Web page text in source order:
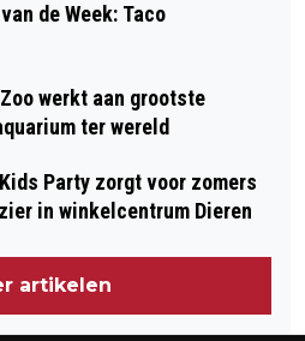
de Week: Taco
werkt aan grootste
ter wereld
Party zorgt voor zomers
in winkelcentrum Dieren
artikelen